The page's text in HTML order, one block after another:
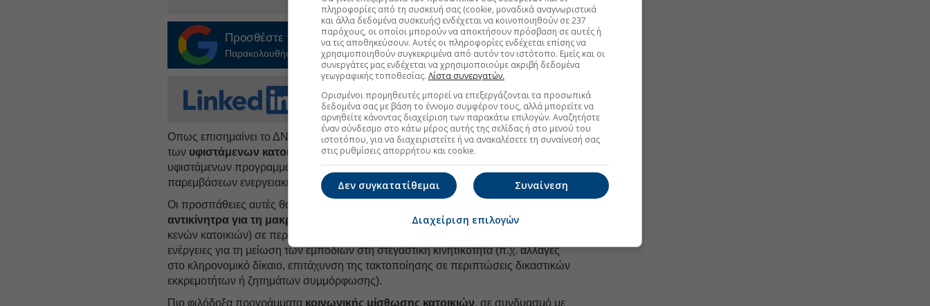
Προσθέστε το Euro2day.grστοGoogle Discover!
Παρακολουθήστε τις εξελίξεις με την υπογραφη εγκυρότητας του Euro2day.gr
FOLLOW US
Ακολουθήστε τη σελίδα τουEuro2day.grστοLinkedin
Οπως επισημαίνει το ΔΝΤ, προτεραιότητα θα πρέπει να δοθεί στην ενεργοποίηση
των υφιστάμενων κατοικιών
μέσω επέκτασης και καλύτερης στόχευσης των
υφιστάμενων προγραμμάτων ανακαίνισης, συμπεριλαμβανομένων των
παρεμβάσεων ενεργειακής αναβάθμισης.
Οι προσπάθειες αυτές θα μπορούσαν να συνδυαστούν με
αντικίνητρα για τη μακροχρόνια αδράνεια ακινήτων(π.χ. πρόσθετοι φόροι
κενών κατοικιών) σε περιοχές υψηλής ζήτησης, καθώς και με αποφασιστικές
ενέργειες για τη μείωση των εμποδίων στη στεγαστική κινητικότητα (π.χ. αλλαγές
στο κληρονομικό δίκαιο, επιτάχυνση της τακτοποίησης σε περιπτώσεις δικαστικών
εκκρεμοτήτων ή ζητημάτων συμμόρφωσης).
Πιο φιλόδοξα προγράμματα κοινωνικής μίσθωσης κατοικιών, σε συνδυασμό με
πληροφορίες από τη συσκευή σας (cookie, μοναδικά αναγνωριστικά
και άλλα δεδομένα συσκευής) ενδέχεται να κοινοποιηθούν σε 237
παρόχους, οι οποίοι μπορούν να αποκτήσουν πρόσβαση σε αυτές ή
να τις αποθηκεύσουν. Αυτές οι πληροφορίες ενδέχεται επίσης να
χρησιμοποιηθούν συγκεκριμένα από αυτόν τον ιστότοπο. Εμείς και οι
συνεργάτες μας ενδέχεται να χρησιμοποιούμε ακριβή δεδομένα
γεωγραφικής τοποθεσίας. Λίστα συνεργατών.
Ορισμένοι προμηθευτές μπορεί να επεξεργάζονται τα προσωπικά
δεδομένα σας με βάση το έννομο συμφέρον τους, αλλά μπορείτε να
αρνηθείτε κάνοντας διαχείριση των παρακάτω επιλογών. Αναζητήστε
έναν σύνδεσμο στο κάτω μέρος αυτής της σελίδας ή στο μενού του
ιστοτόπου, για να διαχειριστείτε ή να ανακαλέσετε τη συναίνεσή σας
στις ρυθμίσεις απορρήτου και cookie.
Συναίνεση
Δεν συγκατατίθεμαι
Διαχείριση επιλογών